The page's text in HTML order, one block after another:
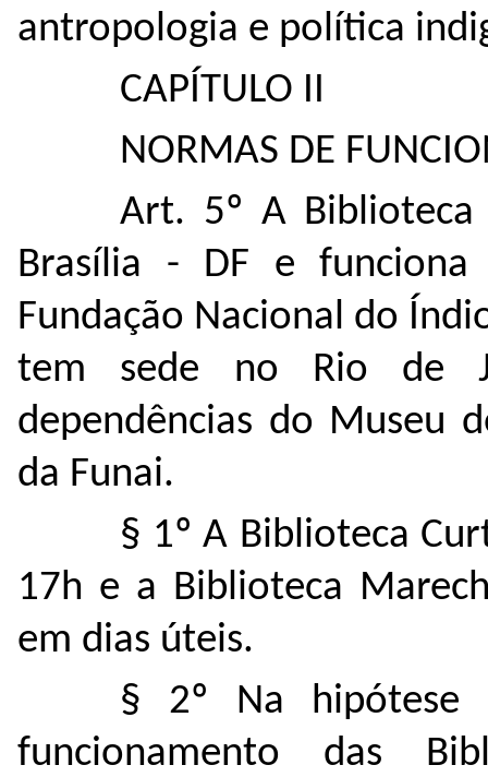
antropologia e política
CAPÍTULO II
NORMAS DE
Art. 5º A
Brasília - DF e funciona
Fundação Nacional do
tem sede no Rio de
dependências do Museu
da Funai.
§ 1º A Biblioteca
17h e a Biblioteca
em dias úteis.
§ 2º Na hipótese
funcionamento das